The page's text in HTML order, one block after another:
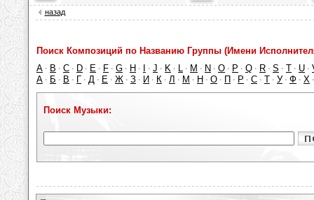
назад
Поиск Композиций по Названию Группы (Имени
A · B · C · D · E · F · G · H · · J · K · L · M · N · O · P · Q · R · S · T · U ·
А · Б · В · Г · Д · Е · Ж · З · И · К · Л · М · Н · О · П · Р · С · Т · У · Ф · Х
Поиск Музыки: